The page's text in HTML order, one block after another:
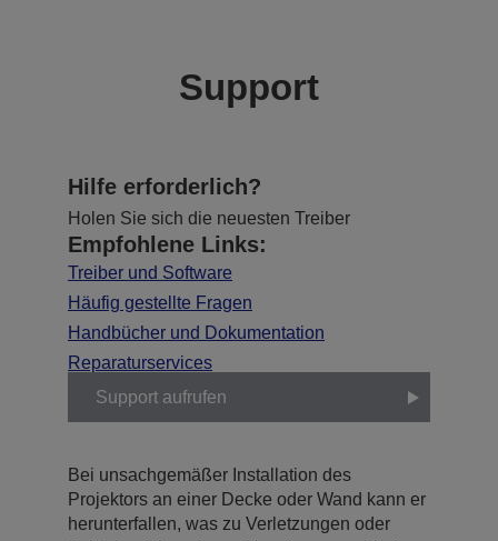
Support
Hilfe erforderlich?
Holen Sie sich die neuesten Treiber
Empfohlene Links:
Treiber und Software
Häufig gestellte Fragen
Handbücher und Dokumentation
Reparaturservices
Support aufrufen
Bei unsachgemäßer Installation des
Projektors an einer Decke oder Wand kann er
herunterfallen, was zu Verletzungen oder